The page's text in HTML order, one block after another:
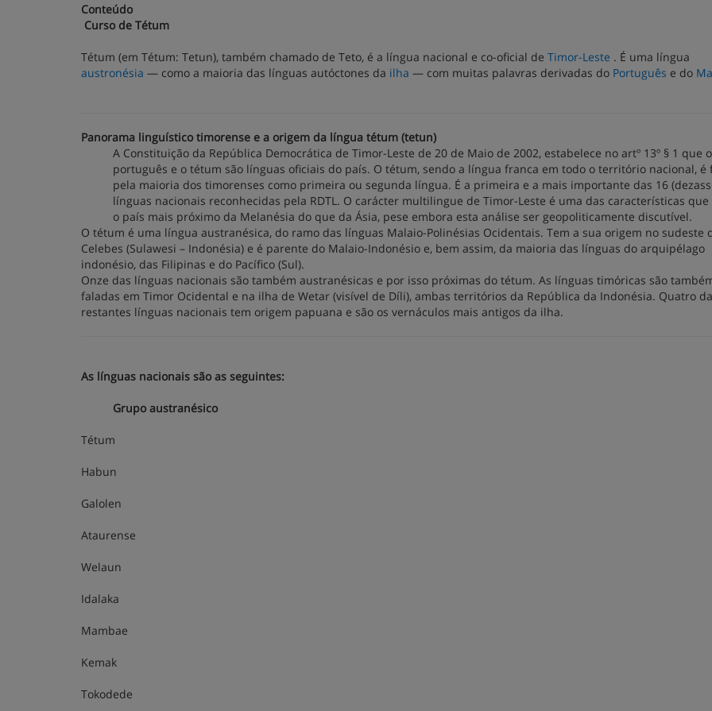
Conteúdo
Curso de Tétum
Tétum (em Tétum: Tetun), também chamado de Teto, é a língua nacional e co-oficial de Timor-Leste . É uma língua
austronésia — como a maioria das línguas autóctones da ilha — com muitas palavras derivadas do Português e do
Panorama linguístico timorense e a origem da língua tétum (tetun)
A Constituição da República Democrática de Timor-Leste de 20 de Maio de 2002, estabelece no artº 13º § 1 que o
português e o tétum são línguas oficiais do país. O tétum, sendo a língua franca em todo o território nacional, é
pela maioria dos timorenses como primeira ou segunda língua. É a primeira e a mais importante das 16
línguas nacionais reconhecidas pela RDTL. O carácter multilingue de Timor-Leste é uma das características
o país mais próximo da Melanésia do que da Ásia, pese embora esta análise ser geopoliticamente discutível.
O tétum é uma língua austranésica, do ramo das línguas Malaio-Polinésias Ocidentais. Tem a sua origem no sudeste
Celebes (Sulawesi – Indonésia) e é parente do Malaio-Indonésio e, bem assim, da maioria das línguas do arquipélago
indonésio, das Filipinas e do Pacífico (Sul).
Onze das línguas nacionais são também austranésicas e por isso próximas do tétum. As línguas timóricas são
faladas em Timor Ocidental e na ilha de Wetar (visível de Díli), ambas territórios da República da Indonésia. Quatro
restantes línguas nacionais tem origem papuana e são os vernáculos mais antigos da ilha.
As línguas nacionais são as seguintes:
Grupo austranésico
Tétum
Habun
Galolen
Ataurense
Welaun
Idalaka
Mambae
Kemak
Tokodede